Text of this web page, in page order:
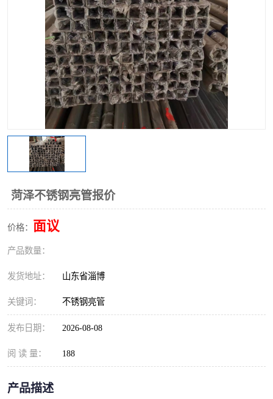
菏泽不锈钢亮管报价
价格： 面议
产品数量：
发货地址： 山东省淄博
关键词： 不锈钢亮管
发布日期： 2026-08-08
阅 读 量： 188
产品描述
不锈钢阀门 不锈钢槽钢
不锈钢扁钢